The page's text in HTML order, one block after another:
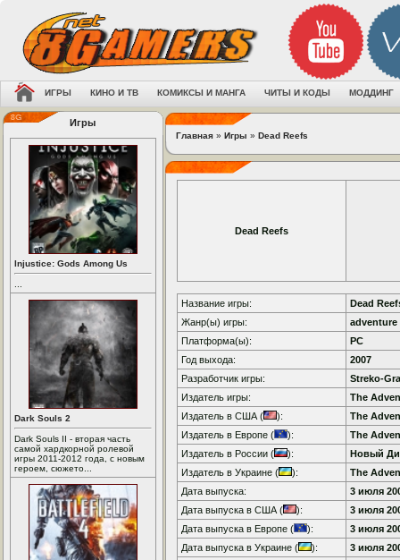
ИГРЫ КИНО И ТВ КОМИКСЫ И МАНГА ЧИТЫ И КОДЫ МОДДИНГ
Игры
Injustice: Gods Among Us
Dark Souls 2
Dark Souls II - вторая часть
самой хардкорной ролевой
игры 2011-2012 года, с новым
героем, сюжето...
Главная » Игры » Dead Reefs
Dead Reefs
Название игры:
Dead
Жанр(ы) игры:
adventure
Платформа(ы):
PC
Год выхода:
2007
Разработчик игры:
Streko-
Издатель игры:
The
Издатель в США (
):
The
Издатель в Европе (
):
The
Издатель в России (
):
Новый
Издатель в Украине (
):
The
Дата выпуска:
3 июля
Дата выпуска в США (
):
3 июля
Дата выпуска в Европе (
):
3 июля
Дата выпуска в Украине (
):
3 июля